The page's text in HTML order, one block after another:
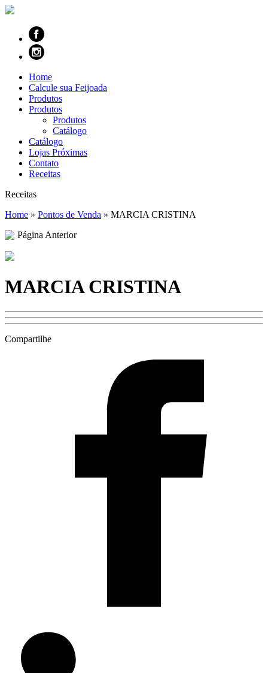
Home
Calcule sua Feijoada
Produtos
Produtos
Produtos
Catálogo
Catálogo
Lojas Próximas
Contato
Receitas
Receitas
Home » Pontos de Venda » MARCIA CRISTINA
Página Anterior
MARCIA CRISTINA
Compartilhe